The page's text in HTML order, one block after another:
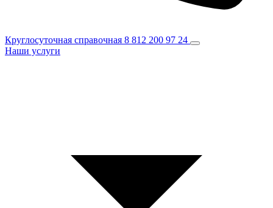
Круглосуточная справочная 8 812 200 97 24
Наши услуги